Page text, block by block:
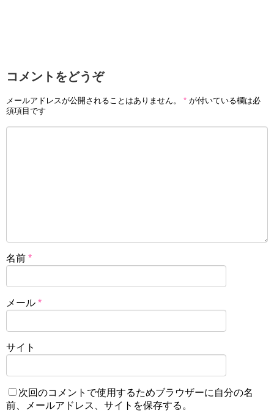
コメントをどうぞ
メールアドレスが公開されることはありません。 * が付いている欄は必
須項目です
名前 *
メール *
サイト
次回のコメントで使用するためブラウザーに自分の名
前、メールアドレス、サイトを保存する。